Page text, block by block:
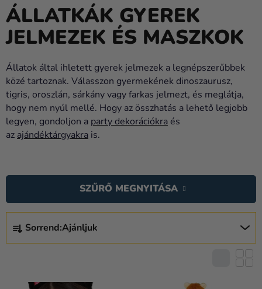
Hélium
és
Lufik
Party
Dekoráció
és
kiegészítők
Sütés
Újdonság
ÁLLATKÁK GYEREK
JELMEZEK ÉS MASZKOK
Állatok által ihletett gyerek jelmezek a legnépszerűbbek
közé tartoznak. Válasszon gyermekének dinoszaurusz,
tigris, oroszlán, sárkány vagy farkas jelmezt, és meglátja,
hogy nem nyúl mellé. Hogy az összhatás a lehető legjobb
legyen, gondoljon a party dekorációkra és
az ajándéktárgyakra is.
E
R
Sorrend:Ajánljuk
SZŰRŐ MEGNYITÁSA
E
R
M
É
K